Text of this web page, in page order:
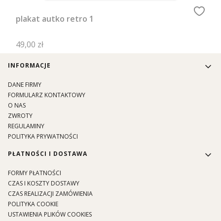
plakat autko retro 1
Cena
49,00 zł
Linki w stopce
INFORMACJE
DANE FIRMY
FORMULARZ KONTAKTOWY
O NAS
ZWROTY
REGULAMINY
POLITYKA PRYWATNOŚCI
PŁATNOŚCI I DOSTAWA
FORMY PŁATNOŚCI
CZAS I KOSZTY DOSTAWY
CZAS REALIZACJI ZAMÓWIENIA
POLITYKA COOKIE
USTAWIENIA PLIKÓW COOKIES